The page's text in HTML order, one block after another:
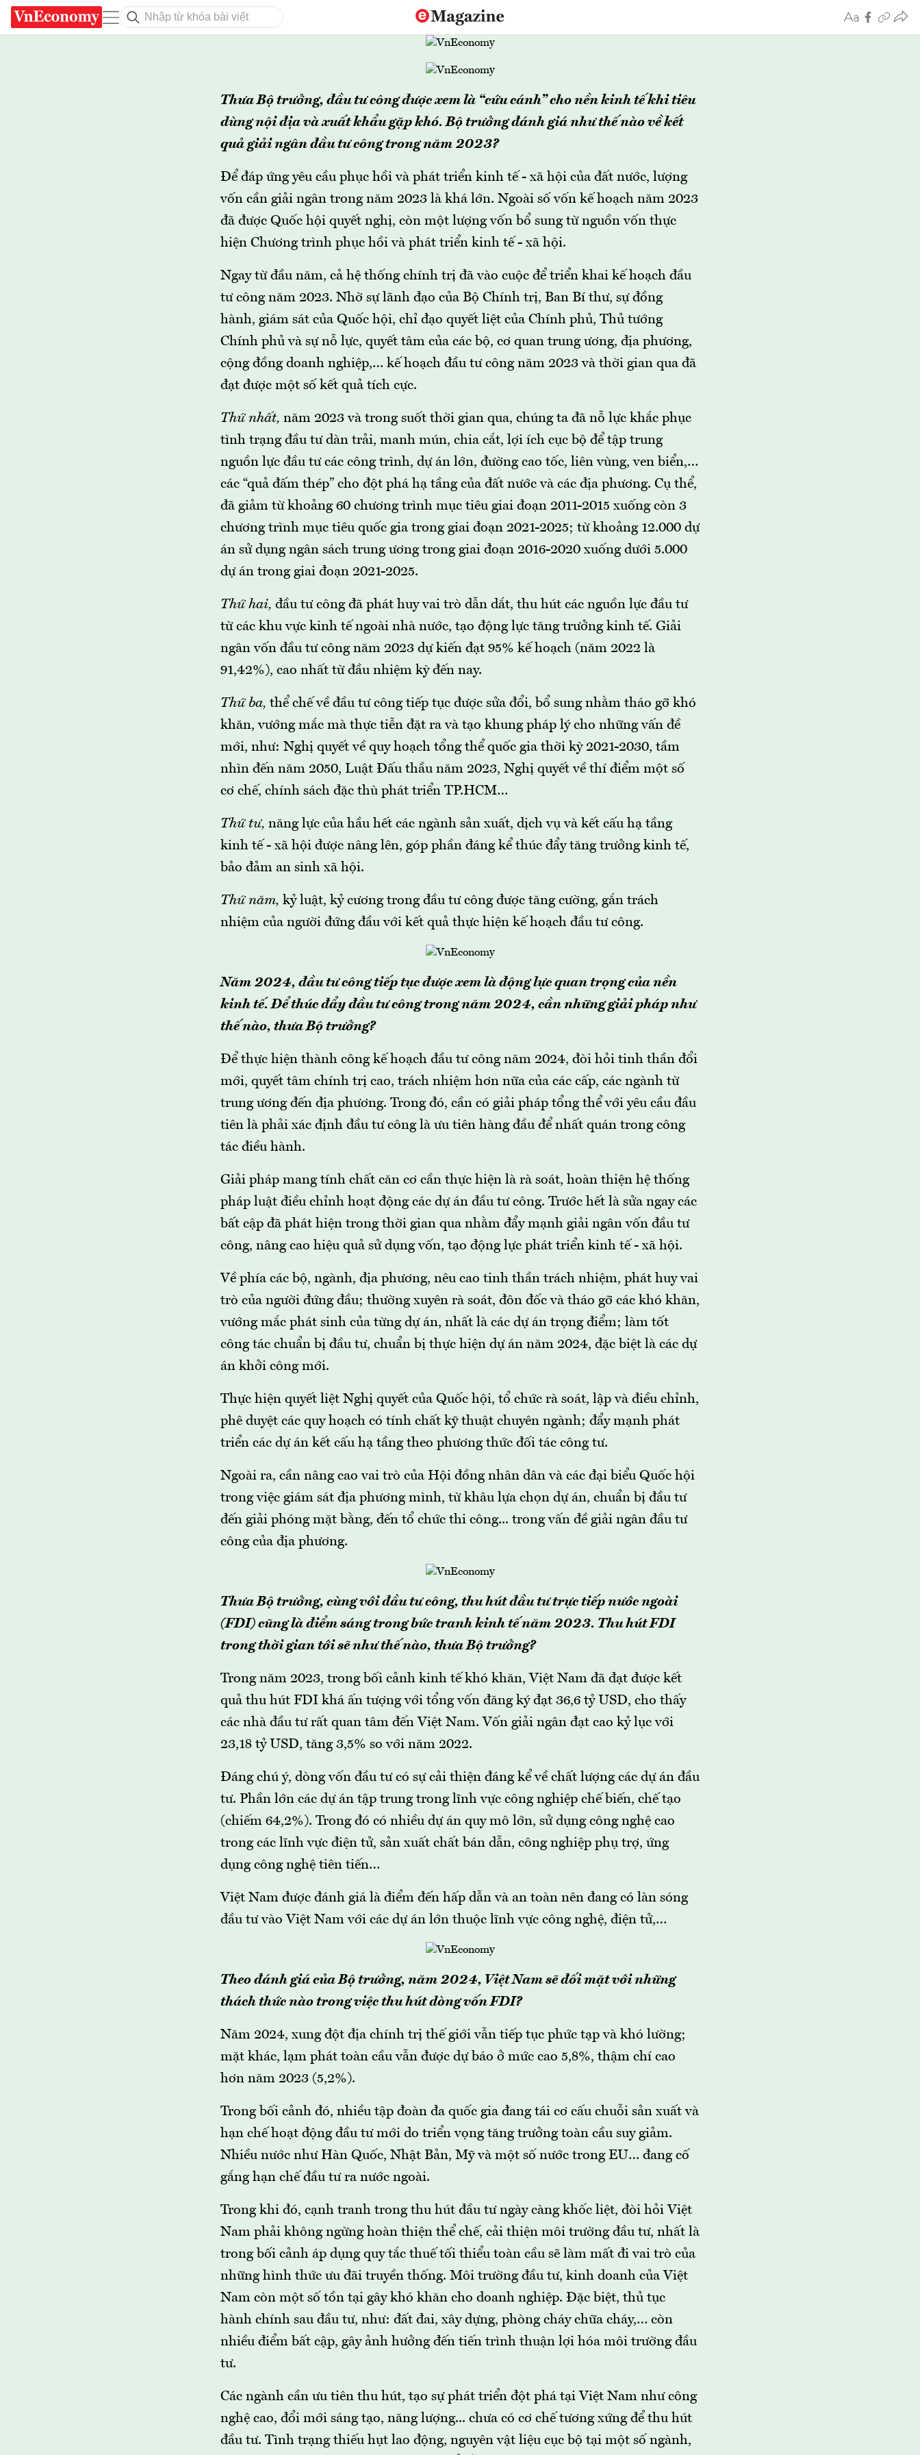
Thưa Bộ trưởng, đầu tư công được xem là “cứu cánh” cho nền kinh tế khi tiêu
dùng nội địa và xuất khẩu gặp khó. Bộ trưởng đánh giá như thế nào về kết
quả giải ngân đầu tư công trong năm 2023?
Để đáp ứng yêu cầu phục hồi và phát triển kinh tế - xã hội của đất nước, lượng
vốn cần giải ngân trong năm 2023 là khá lớn. Ngoài số vốn kế hoạch năm 2023
đã được Quốc hội quyết nghị, còn một lượng vốn bổ sung từ nguồn vốn thực
hiện Chương trình phục hồi và phát triển kinh tế - xã hội.
Ngay từ đầu năm, cả hệ thống chính trị đã vào cuộc để triển khai kế hoạch đầu
tư công năm 2023. Nhờ sự lãnh đạo của Bộ Chính trị, Ban Bí thư, sự đồng
hành, giám sát của Quốc hội, chỉ đạo quyết liệt của Chính phủ, Thủ tướng
Chính phủ và sự nỗ lực, quyết tâm của các bộ, cơ quan trung ương, địa phương,
cộng đồng doanh nghiệp,… kế hoạch đầu tư công năm 2023 và thời gian qua đã
đạt được một số kết quả tích cực.
Thứ nhất, năm 2023 và trong suốt thời gian qua, chúng ta đã nỗ lực khắc phục
tình trạng đầu tư dàn trải, manh mún, chia cắt, lợi ích cục bộ để tập trung
nguồn lực đầu tư các công trình, dự án lớn, đường cao tốc, liên vùng, ven biển,…
các “quả đấm thép” cho đột phá hạ tầng của đất nước và các địa phương. Cụ thể,
đã giảm từ khoảng 60 chương trình mục tiêu giai đoạn 2011-2015 xuống còn 3
chương trình mục tiêu quốc gia trong giai đoạn 2021-2025; từ khoảng 12.000 dự
án sử dụng ngân sách trung ương trong giai đoạn 2016-2020 xuống dưới 5.000
dự án trong giai đoạn 2021-2025.
Thứ hai, đầu tư công đã phát huy vai trò dẫn dắt, thu hút các nguồn lực đầu tư
từ các khu vực kinh tế ngoài nhà nước, tạo động lực tăng trưởng kinh tế. Giải
ngân vốn đầu tư công năm 2023 dự kiến đạt 95% kế hoạch (năm 2022 là
91,42%), cao nhất từ đầu nhiệm kỳ đến nay.
Thứ ba, thể chế về đầu tư công tiếp tục được sửa đổi, bổ sung nhằm tháo gỡ khó
khăn, vướng mắc mà thực tiễn đặt ra và tạo khung pháp lý cho những vấn đề
mới, như: Nghị quyết về quy hoạch tổng thể quốc gia thời kỳ 2021-2030, tầm
nhìn đến năm 2050, Luật Đấu thầu năm 2023, Nghị quyết về thí điểm một số
cơ chế, chính sách đặc thù phát triển TP.HCM…
Thứ tư, năng lực của hầu hết các ngành sản xuất, dịch vụ và kết cấu hạ tầng
kinh tế - xã hội được nâng lên, góp phần đáng kể thúc đẩy tăng trưởng kinh tế,
bảo đảm an sinh xã hội.
Thứ năm, kỷ luật, kỷ cương trong đầu tư công được tăng cường, gắn trách
nhiệm của người đứng đầu với kết quả thực hiện kế hoạch đầu tư công.
Năm 2024, đầu tư công tiếp tục được xem là động lực quan trọng của nền
kinh tế. Để thúc đẩy đầu tư công trong năm 2024, cần những giải pháp như
thế nào, thưa Bộ trưởng?
Để thực hiện thành công kế hoạch đầu tư công năm 2024, đòi hỏi tinh thần đổi
mới, quyết tâm chính trị cao, trách nhiệm hơn nữa của các cấp, các ngành từ
trung ương đến địa phương. Trong đó, cần có giải pháp tổng thể với yêu cầu đầu
tiên là phải xác định đầu tư công là ưu tiên hàng đầu để nhất quán trong công
tác điều hành.
Giải pháp mang tính chất căn cơ cần thực hiện là rà soát, hoàn thiện hệ thống
pháp luật điều chỉnh hoạt động các dự án đầu tư công. Trước hết là sửa ngay các
bất cập đã phát hiện trong thời gian qua nhằm đẩy mạnh giải ngân vốn đầu tư
công, nâng cao hiệu quả sử dụng vốn, tạo động lực phát triển kinh tế - xã hội.
Về phía các bộ, ngành, địa phương, nêu cao tinh thần trách nhiệm, phát huy vai
trò của người đứng đầu; thường xuyên rà soát, đôn đốc và tháo gỡ các khó khăn,
vướng mắc phát sinh của từng dự án, nhất là các dự án trọng điểm; làm tốt
công tác chuẩn bị đầu tư, chuẩn bị thực hiện dự án năm 2024, đặc biệt là các dự
án khởi công mới.
Thực hiện quyết liệt Nghị quyết của Quốc hội, tổ chức rà soát, lập và điều chỉnh,
phê duyệt các quy hoạch có tính chất kỹ thuật chuyên ngành; đẩy mạnh phát
triển các dự án kết cấu hạ tầng theo phương thức đối tác công tư.
Ngoài ra, cần nâng cao vai trò của Hội đồng nhân dân và các đại biểu Quốc hội
trong việc giám sát địa phương mình, từ khâu lựa chọn dự án, chuẩn bị đầu tư
đến giải phóng mặt bằng, đến tổ chức thi công... trong vấn đề giải ngân đầu tư
công của địa phương.
Thưa Bộ trưởng, cùng với đầu tư công, thu hút đầu tư trực tiếp nước ngoài
(FDI) cũng là điểm sáng trong bức tranh kinh tế năm 2023. Thu hút FDI
trong thời gian tới sẽ như thế nào, thưa Bộ trưởng?
Trong năm 2023, trong bối cảnh kinh tế khó khăn, Việt Nam đã đạt được kết
quả thu hút FDI khá ấn tượng với tổng vốn đăng ký đạt 36,6 tỷ USD, cho thấy
các nhà đầu tư rất quan tâm đến Việt Nam. Vốn giải ngân đạt cao kỷ lục với
23,18 tỷ USD, tăng 3,5% so với năm 2022.
Đáng chú ý, dòng vốn đầu tư có sự cải thiện đáng kể về chất lượng các dự án đầu
tư. Phần lớn các dự án tập trung trong lĩnh vực công nghiệp chế biến, chế tạo
(chiếm 64,2%). Trong đó có nhiều dự án quy mô lớn, sử dụng công nghệ cao
trong các lĩnh vực điện tử, sản xuất chất bán dẫn, công nghiệp phụ trợ, ứng
dụng công nghệ tiên tiến…
Việt Nam được đánh giá là điểm đến hấp dẫn và an toàn nên đang có làn sóng
đầu tư vào Việt Nam với các dự án lớn thuộc lĩnh vực công nghệ, điện tử,…
Theo đánh giá của Bộ trưởng, năm 2024, Việt Nam sẽ đối mặt với những
thách thức nào trong việc thu hút dòng vốn FDI?
Năm 2024, xung đột địa chính trị thế giới vẫn tiếp tục phức tạp và khó lường;
mặt khác, lạm phát toàn cầu vẫn được dự báo ở mức cao 5,8%, thậm chí cao
hơn năm 2023 (5,2%).
Trong bối cảnh đó, nhiều tập đoàn đa quốc gia đang tái cơ cấu chuỗi sản xuất và
hạn chế hoạt động đầu tư mới do triển vọng tăng trưởng toàn cầu suy giảm.
Nhiều nước như Hàn Quốc, Nhật Bản, Mỹ và một số nước trong EU… đang cố
gắng hạn chế đầu tư ra nước ngoài.
Trong khi đó, cạnh tranh trong thu hút đầu tư ngày càng khốc liệt, đòi hỏi Việt
Nam phải không ngừng hoàn thiện thể chế, cải thiện môi trường đầu tư, nhất là
trong bối cảnh áp dụng quy tắc thuế tối thiểu toàn cầu sẽ làm mất đi vai trò của
những hình thức ưu đãi truyền thống. Môi trường đầu tư, kinh doanh của Việt
Nam còn một số tồn tại gây khó khăn cho doanh nghiệp. Đặc biệt, thủ tục
hành chính sau đầu tư, như: đất đai, xây dựng, phòng cháy chữa cháy,… còn
nhiều điểm bất cập, gây ảnh hưởng đến tiến trình thuận lợi hóa môi trường đầu
tư.
Các ngành cần ưu tiên thu hút, tạo sự phát triển đột phá tại Việt Nam như công
nghệ cao, đổi mới sáng tạo, năng lượng... chưa có cơ chế tương xứng để thu hút
đầu tư. Tình trạng thiếu hụt lao động, nguyên vật liệu cục bộ tại một số ngành,